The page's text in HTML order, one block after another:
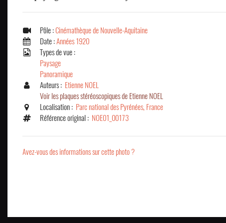
Pôle :Cinémathèque de Nouvelle-Aquitaine
Date :Années 1920
Types de vue :
Paysage
Panoramique
Auteurs : Etienne NOEL
Voir les plaques stéréoscopiques de Etienne NOEL
Localisation : Parc national des Pyrénées, France
Référence original : NOE01_00173
Avez-vous des informations sur cette photo ?